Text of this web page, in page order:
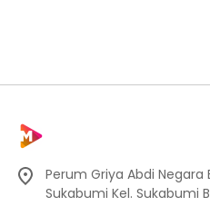
Perum Griya Abdi Negara
Sukabumi Kel. Sukabumi